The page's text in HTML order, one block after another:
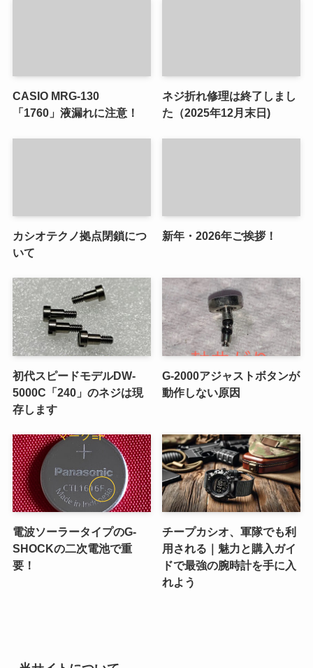
CASIO MRG-130
「1760」液漏れに注意！
ネジ折れ修理は終了しまし
た（2025年12月末日)
カシオテクノ拠点閉鎖につ
いて
新年・2026年ご挨拶！
初代スピードモデルDW-
5000C「240」のネジは現
存します
G-2000アジャストボタンが
動作しない原因
電波ソーラータイプのG-
SHOCKの二次電池で重
要！
チープカシオ、軍隊でも利
用される｜魅力と購入ガイ
ドで最強の腕時計を手に入
れよう